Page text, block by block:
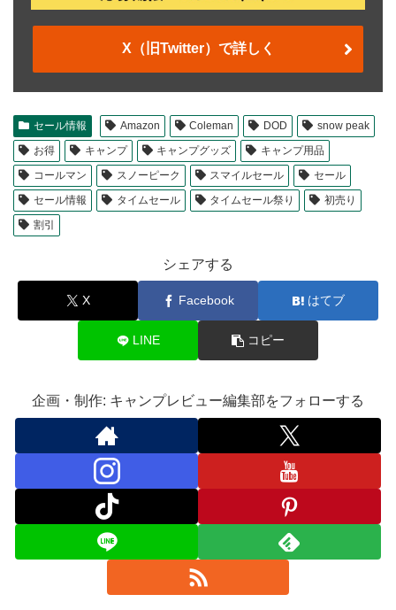
X（旧Twitter）で詳しく
セール情報 Amazon Coleman DOD
snow peak
お得
キャンプ キャンプグッズ
キャンプ用品
コールマン
スノーピーク スマイルセール
セール
セール情報
タイムセール タイムセール祭り
初売り
割引
シェアする
X Facebook はてブ
LINE コピー
企画・制作: キャンプレビュー編集部をフォローする